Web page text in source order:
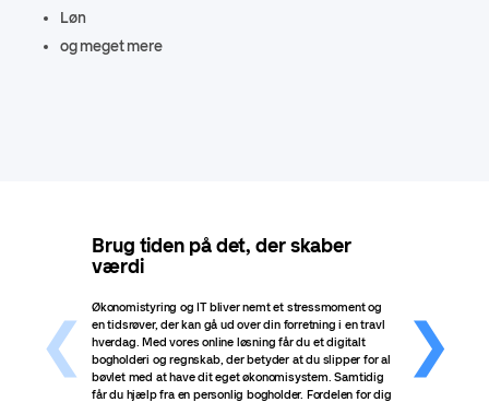
Løn
og meget mere
Brug tiden på det, der skaber
værdi
Økonomistyring og IT bliver nemt et stress­moment og
en tidsrøver, der kan gå ud over din forretning i en travl
hverdag. Med vores online løsning får du et digitalt
bogholderi og regnskab, der betyder at du slipper for al
bøvlet med at have dit eget økonomisystem. Samtidig
får du hjælp fra en personlig bogholder. Fordelen for dig